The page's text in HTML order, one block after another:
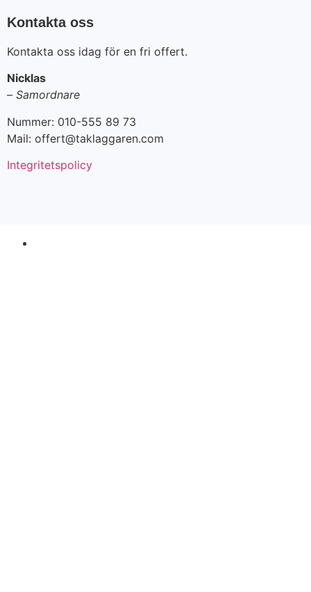
Kontakta oss
Kontakta oss idag för en fri offert.
Nicklas
– Samordnare
Nummer: 010-555 89 73
Mail: offert@taklaggaren.com
Integritetspolicy